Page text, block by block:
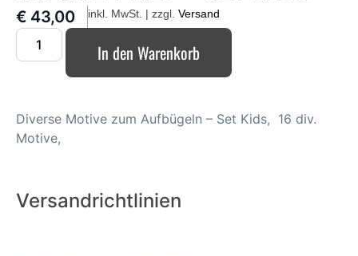
€ 43,00 inkl. MwSt. | zzgl.Versand
In den Warenkorb
Diverse Motive zum Aufbügeln – Set Kids, 16 div.
Motive,
Versandrichtlinien